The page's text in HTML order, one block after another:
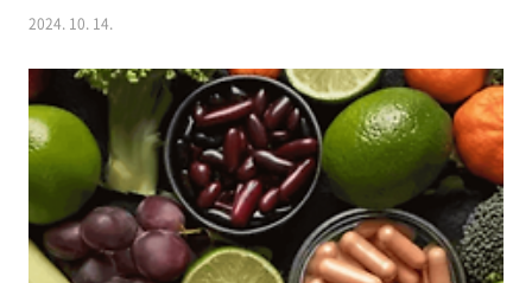
히 볼 수 있는 식물이며 주로 햇빛이 잘 들고 물이 잘 빠지는 곳에서 자랍
도 지니고 있어 전통 약차로 잘 알려진 도라지꽃차의 주요 성분 및 효능
에 대해 알아보겠습니다. 『 도라지꽃차 주요 성분 및 효능 』 1. 면역력
강화 및 스트레스 해소 도라지꽃차에는 비타민C, 사포닌, 이눌린 등의 항
산화 물질이 풍부하게 함유되어 있어 면역체계를 강화해 주는 데 도움이
됩니다. 이에 따라 감염 및 질병으로부터 우리 몸을 보호해 ..
2024. 10. 14.